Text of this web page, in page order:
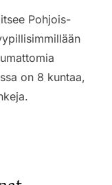
Pohjois-
on 8 kuntaa,